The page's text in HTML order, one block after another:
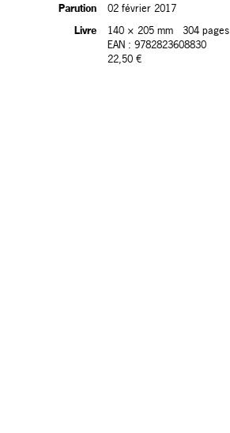
Parution
02 février 2017
Livre
140 × 205 mm
304 pages
EAN : 9782823608830
22,50 €